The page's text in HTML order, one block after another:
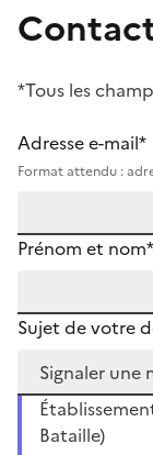
*Tous les
Adresse e-mail*
Format attendu :
Prénom et nom*
Sujet de votre
Bataille)